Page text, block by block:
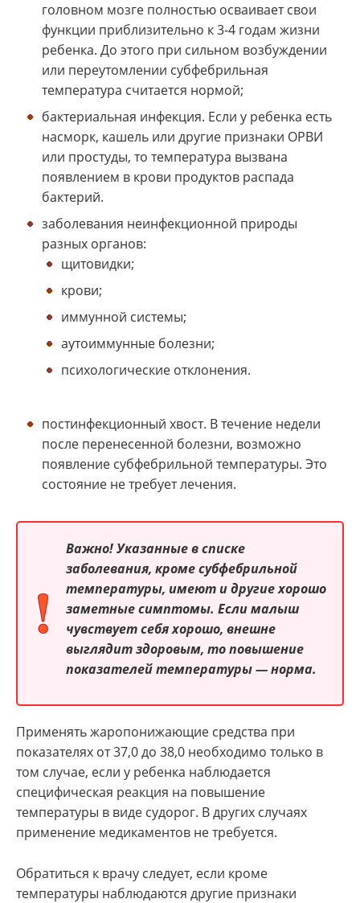
головном мозге полностью осваивает свои
функции приблизительно к 3-4 годам жизни
ребенка. До этого при сильном возбуждении
или переутомлении субфебрильная
температура считается нормой;
бактериальная инфекция. Если у ребенка есть
насморк, кашель или другие признаки ОРВИ
или простуды, то температура вызвана
появлением в крови продуктов распада
бактерий.
заболевания неинфекционной природы
разных органов:
щитовидки;
крови;
иммунной системы;
аутоиммунные болезни;
психологические отклонения.
постинфекционный хвост. В течение недели
после перенесенной болезни, возможно
появление субфебрильной температуры. Это
состояние не требует лечения.
Важно! Указанные в списке
заболевания, кроме субфебрильной
температуры, имеют и другие хорошо
заметные симптомы. Если малыш
чувствует себя хорошо, внешне
выглядит здоровым, то повышение
показателей температуры — норма.
Применять жаропонижающие средства при
показателях от 37,0 до 38,0 необходимо только в
том случае, если у ребенка наблюдается
специфическая реакция на повышение
температуры в виде судорог. В других случаях
применение медикаментов не требуется.
Обратиться к врачу следует, если кроме
температуры наблюдаются другие признаки